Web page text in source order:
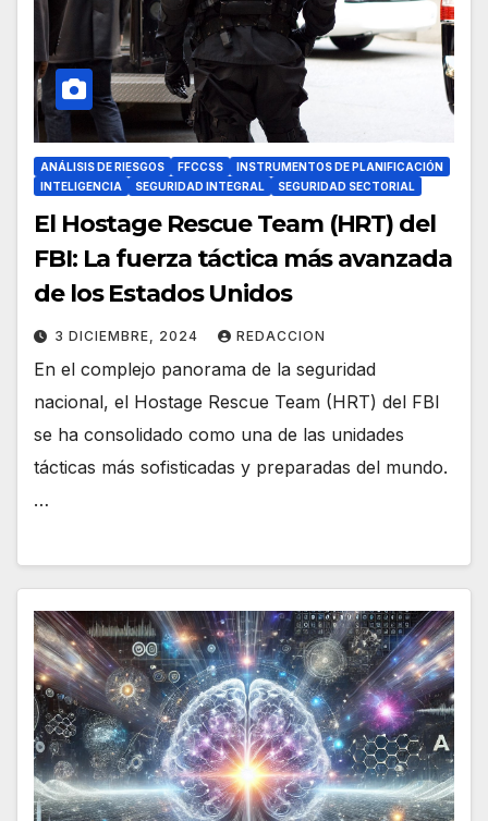
ANÁLISIS DE RIESGOS FFCCSS
INSTRUMENTOS DE PLANIFICACIÓN
INTELIGENCIA
SEGURIDAD INTEGRAL SEGURIDAD SECTORIAL
El Hostage Rescue Team (HRT) del
FBI: La fuerza táctica más avanzada
de los Estados Unidos
3 DICIEMBRE, 2024 REDACCION
En el complejo panorama de la seguridad
nacional, el Hostage Rescue Team (HRT) del FBI
se ha consolidado como una de las unidades
tácticas más sofisticadas y preparadas del mundo.
…